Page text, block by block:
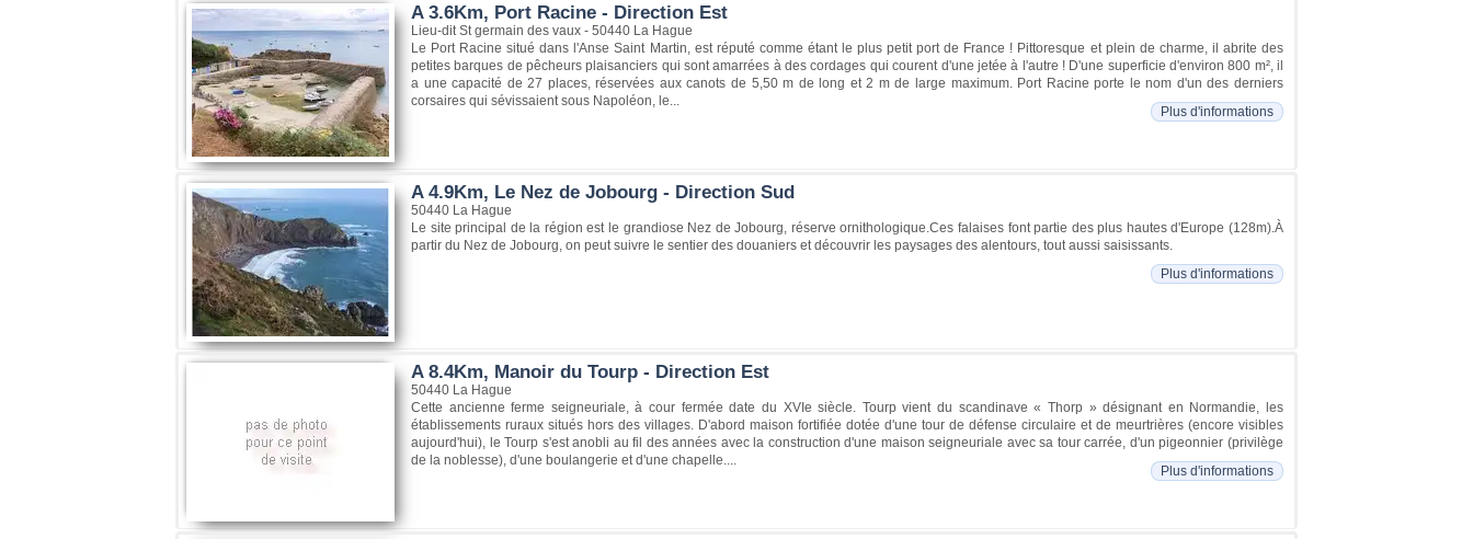
A 3.6Km, Port Racine - Direction Est
Lieu-dit St germain des vaux - 50440 La Hague
Le Port Racine situé dans l'Anse Saint Martin, est réputé comme étant le plus petit port de France ! Pittoresque et plein de charme, il abrite des
petites barques de pêcheurs plaisanciers qui sont amarrées à des cordages qui courent d'une jetée à l'autre ! D'une superficie d'environ 800 m², il
a une capacité de 27 places, réservées aux canots de 5,50 m de long et 2 m de large maximum. Port Racine porte le nom d'un des derniers
corsaires qui sévissaient sous Napoléon, le...
Plus d'informations
A 4.9Km, Le Nez de Jobourg - Direction Sud
50440 La Hague
Le site principal de la région est le grandiose Nez de Jobourg, réserve ornithologique.Ces falaises font partie des plus hautes d'Europe (128m).À
partir du Nez de Jobourg, on peut suivre le sentier des douaniers et découvrir les paysages des alentours, tout aussi saisissants.
Plus d'informations
A 8.4Km, Manoir du Tourp - Direction Est
50440 La Hague
Cette ancienne ferme seigneuriale, à cour fermée date du XVIe siècle. Tourp vient du scandinave « Thorp » désignant en Normandie, les
établissements ruraux situés hors des villages. D'abord maison fortifiée dotée d'une tour de défense circulaire et de meurtrières (encore visibles
aujourd'hui), le Tourp s'est anobli au fil des années avec la construction d'une maison seigneuriale avec sa tour carrée, d'un pigeonnier (privilège
de la noblesse), d'une boulangerie et d'une chapelle....
Plus d'informations